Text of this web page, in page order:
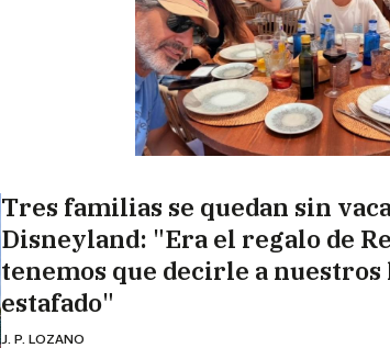
Tres familias se quedan sin
Disneyland: "Era el regalo de
tenemos que decirle a nuestros
estafado"
J. P. LOZANO